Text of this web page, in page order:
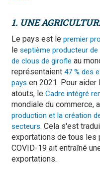
1. UNE
Le pays est le premier
le septième producteur de
de clous de girofle au
représentaient 47 % des
pays en 2021. Pour
atouts, le Cadre intégré
mondiale du commerce,
production et la création
secteurs. Cela s'est
exportations de tous les
COVID-19 ait entraîné
exportations.